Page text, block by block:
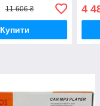
11 606 ₴
Купити
4